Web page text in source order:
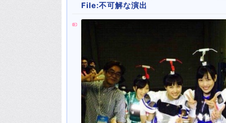
File:不可解な演出